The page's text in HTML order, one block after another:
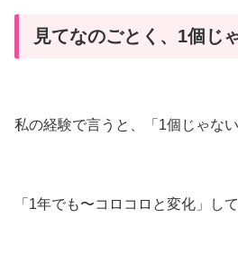
見てなのごとく、1個じ
私の経験で言うと、「1個じゃない
「1年でも〜コロコロと変化」して